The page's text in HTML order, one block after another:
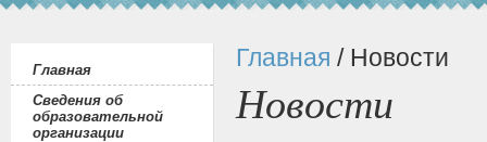
Главная
Сведения об
образовательной
организации
Главная / Новости
Новости